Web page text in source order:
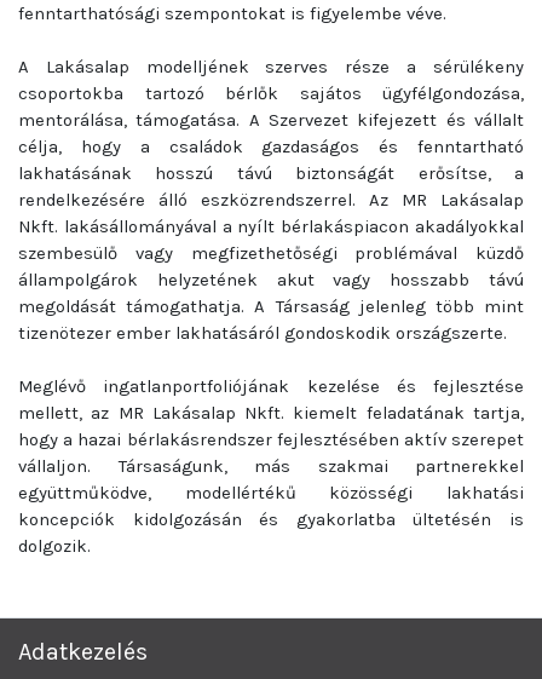
fenntarthatósági szempontokat is figyelembe véve.
A Lakásalap modelljének szerves része a sérülékeny
csoportokba tartozó bérlők sajátos ügyfélgondozása,
mentorálása, támogatása. A Szervezet kifejezett és vállalt
célja, hogy a családok gazdaságos és fenntartható
lakhatásának hosszú távú biztonságát erősítse, a
rendelkezésére álló eszközrendszerrel. Az MR Lakásalap
Nkft. lakásállományával a nyílt bérlakáspiacon akadályokkal
szembesülő vagy megfizethetőségi problémával küzdő
állampolgárok helyzetének akut vagy hosszabb távú
megoldását támogathatja. A Társaság jelenleg több mint
tizenötezer ember lakhatásáról gondoskodik országszerte.
Meglévő ingatlanportfoliójának kezelése és fejlesztése
mellett, az MR Lakásalap Nkft. kiemelt feladatának tartja,
hogy a hazai bérlakásrendszer fejlesztésében aktív szerepet
vállaljon. Társaságunk, más szakmai partnerekkel
együttműködve, modellértékű közösségi lakhatási
koncepciók kidolgozásán és gyakorlatba ültetésén is
dolgozik.
Adatkezelés